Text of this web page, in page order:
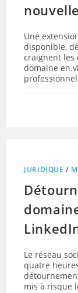
Une
disponible,
craignent les
domaine
JURIDIQUE /
Le réseau
quatre
mis à risque